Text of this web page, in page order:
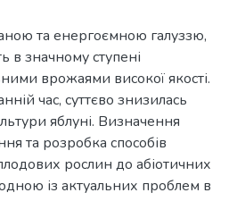
та енергоємною галуззю,
в значному ступені
врожаями високої якості.
час, суттєво знизилась
яблуні. Визначення
та розробка способів
рослин до абіотичних
із актуальних проблем в